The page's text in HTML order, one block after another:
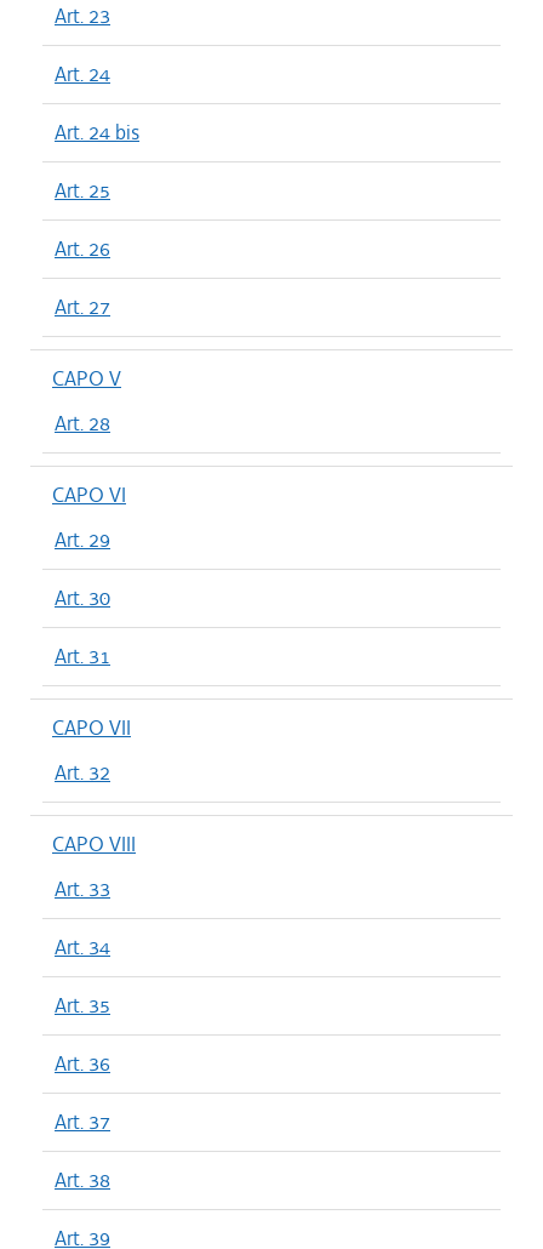
Art. 23
Art. 24
Art. 24 bis
Art. 25
Art. 26
Art. 27
CAPO V
Art. 28
CAPO VI
Art. 29
Art. 30
Art. 31
CAPO VII
Art. 32
CAPO VIII
Art. 33
Art. 34
Art. 35
Art. 36
Art. 37
Art. 38
Art. 39